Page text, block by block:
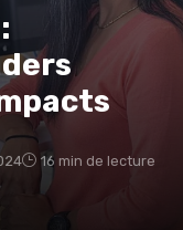
16 min de lecture